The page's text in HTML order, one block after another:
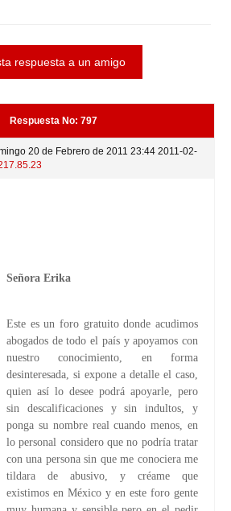
respuesta a un amigo
Respuesta No: 797
20 de Febrero de 2011 23:44 2011-02-
Señora Erika
Este es un foro gratuito donde acudimos
abogados de todo el país y apoyamos con
nuestro conocimiento, en forma
desinteresada, si expone a detalle el caso,
quien así lo desee podrá apoyarle, pero
sin descalificaciones y sin indultos, y
ponga su nombre real cuando menos, en
lo personal considero que no podría tratar
con una persona sin que me conociera me
tildara de abusivo, y créame que
existimos en México y en este foro gente